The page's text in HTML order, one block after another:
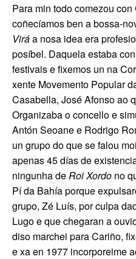
Para min todo comezou
coñecíamos ben a bossa-
Viráa nosa idea era
posíbel. Daquela estaba
festivais e fixemos un na
xente Movemento Popular
Casabella, José Afonso ao
Organizaba o concello e
Antón Seoane e Rodrigo
un grupo do que se falou
apenas 45 días de
ningunha de Roi Xordo no
Pí da Bahía porque
grupo, Zé Luís, por culpa
Lugo e que chegaran a
diso marchei para Cariño,
e xa en 1977 incorporeime